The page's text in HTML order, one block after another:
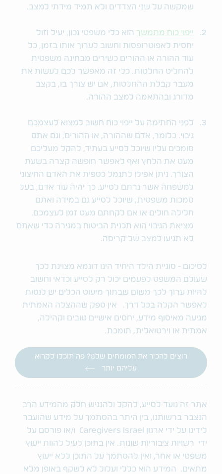
שמקשה על שני הצדדים ולא תמיד מידתי למצב.
ייפוי כוח מתמשך הוא כלי משפטי נכון, יעיל וזול
יחסית לאפוטרופסות וחשוב לערוך אותו בזמן, כל
עוד ההורה או ההורים כשירים מבחינה משפטית
להחליט החלטות. כלי זה מאפשר לכם לעשות את
מעבר קבלת ההחלטות, אם יש צורך בו, בקצב
מדורג ובהתאמה למצב ההורה.
לפני החתימה על ייפוי כוח חשוב למצוא לעצמכם
גיבוי. כלומר, אדם שההורה, או ההורים, וגם אתם
סומכים עליו שיוכל לסייע בעתיד, להקל מעליכם
מעט את הלחץ ואף לאפשר חופשה קצרה בשעת
הצורך. ניתן אפילו לתגמל כספית את האדם החיצוני
למשפחה אשר נרתם לסייע. כך יהיה עוד אדם, בעל
סמכות משפטית, שיוכל לסייע גם במידה ואתם
חלילה חולים או אם לקחתם מעט זמן לעצמכם.
מציאת הגיבוי הוא תכנית הביטוח במגירה כדי שאתם
לא תגיעו למצב של קריסה.
לסיכום - סוגיית הילד היחיד הינו דוגמא מצוינת לכך
שעולם המשפט לפעמים יכול רק לסייע וכדאי וחשוב
להיות ערוך לכך משום שבתוך מיעוט הכלים יש לנסות
לאפשר הקלה בכל דרך. אין ספק שההצלה האמתית
מגיעה מאיסוף מידע, יחסים אישיים טובים וקהילה,
אמתית או וירטואלית, תומכת.
רוצים להכיר את המומחים שלנו? פה תוכלו לקרוא
עליהם יותר
אתר זה נועד לסייע, להקל ולהנגיש חלק מהמידע הרב
הנצבר ברשותנו, בין היתר בהסתמך על מידע שהועבר
לידינו על ידי ארגון Caregivers Israel ו/או פורסם על
ידי רשויות ציבוריות שונות. אין בתוכן לעיל להוות ייעוץ
משפטי או אחר, ואין להסתמך על התוכן ללא ייעוץ
מתאים. המידע הוא כללי ועלול לא לשקף באופן מלא